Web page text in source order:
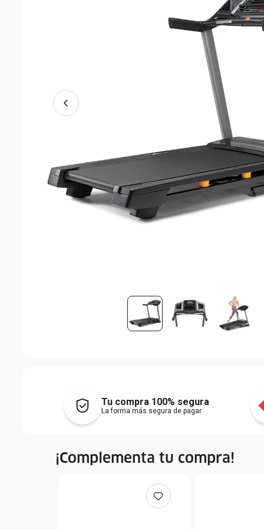
Tu compra 100% segura
La forma más segura de pagar
¡Complementa tu compra!